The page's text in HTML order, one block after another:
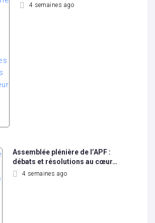
4 semaines ago
Assemblée plénière de l’APF :
débats et résolutions au cœur…
4 semaines ago